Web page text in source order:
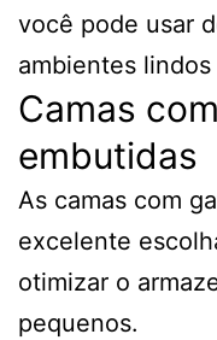
você pode usar
ambientes
Camas
embutidas
As camas com
excelente
otimizar o
pequenos.